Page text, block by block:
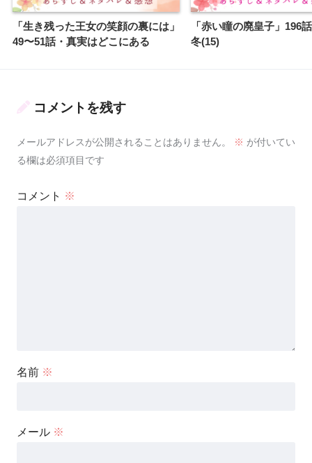
「生き残った王女の笑顔の裏には」
49〜51話・真実はどこにある
「赤い瞳の廃皇子」196
冬(15)
コメントを残す
メールアドレスが公開されることはありません。 ※ が付いてい
る欄は必須項目です
コメント ※
名前 ※
メール ※